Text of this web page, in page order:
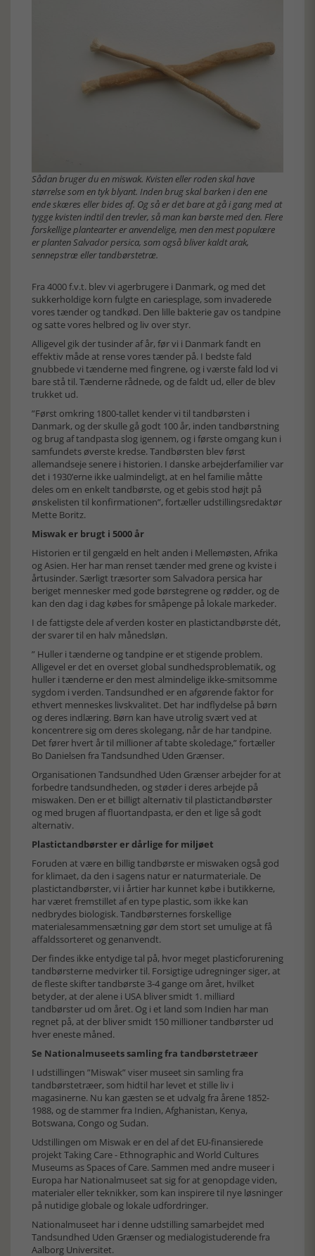
Sådan bruger du en miswak. Kvisten eller roden skal have
størrelse som en tyk blyant. Inden brug skal barken i den ene
ende skæres eller bides af. Og så er det bare at gå i gang med at
tygge kvisten indtil den trevler, så man kan børste med den. Flere
forskellige plantearter er anvendelige, men den mest populære
er planten Salvador persica, som også bliver kaldt arak,
sennepstræ eller tandbørstetræ.
Fra 4000 f.v.t. blev vi agerbrugere i Danmark, og med det
sukkerholdige korn fulgte en cariesplage, som invaderede
vores tænder og tandkød. Den lille bakterie gav os tandpine
og satte vores helbred og liv over styr.
Alligevel gik der tusinder af år, før vi i Danmark fandt en
effektiv måde at rense vores tænder på. I bedste fald
gnubbede vi tænderne med fingrene, og i værste fald lod vi
bare stå til. Tænderne rådnede, og de faldt ud, eller de blev
trukket ud.
”Først omkring 1800-tallet kender vi til tandbørsten i
Danmark, og der skulle gå godt 100 år, inden tandbørstning
og brug af tandpasta slog igennem, og i første omgang kun i
samfundets øverste kredse. Tandbørsten blev først
allemandseje senere i historien. I danske arbejderfamilier var
det i 1930’erne ikke ualmindeligt, at en hel familie måtte
deles om en enkelt tandbørste, og et gebis stod højt på
ønskelisten til konfirmationen”, fortæller udstillingsredaktør
Mette Boritz.
Miswak er brugt i 5000 år
Historien er til gengæld en helt anden i Mellemøsten, Afrika
og Asien. Her har man renset tænder med grene og kviste i
årtusinder. Særligt træsorter som Salvadora persica har
beriget mennesker med gode børstegrene og rødder, og de
kan den dag i dag købes for småpenge på lokale markeder.
I de fattigste dele af verden koster en plastictandbørste dét,
der svarer til en halv månedsløn.
” Huller i tænderne og tandpine er et stigende problem.
Alligevel er det en overset global sundhedsproblematik, og
huller i tænderne er den mest almindelige ikke-smitsomme
sygdom i verden. Tandsundhed er en afgørende faktor for
ethvert menneskes livskvalitet. Det har indflydelse på børn
og deres indlæring. Børn kan have utrolig svært ved at
koncentrere sig om deres skolegang, når de har tandpine.
Det fører hvert år til millioner af tabte skoledage,” fortæller
Bo Danielsen fra Tandsundhed Uden Grænser.
Organisationen Tandsundhed Uden Grænser arbejder for at
forbedre tandsundheden, og støder i deres arbejde på
miswaken. Den er et billigt alternativ til plastictandbørster
og med brugen af fluortandpasta, er den et lige så godt
alternativ.
Plastictandbørster er dårlige for miljøet
Foruden at være en billig tandbørste er miswaken også god
for klimaet, da den i sagens natur er naturmateriale. De
plastictandbørster, vi i årtier har kunnet købe i butikkerne,
har været fremstillet af en type plastic, som ikke kan
nedbrydes biologisk. Tandbørsternes forskellige
materialesammensætning gør dem stort set umulige at få
affaldssorteret og genanvendt.
Der findes ikke entydige tal på, hvor meget plasticforurening
tandbørsterne medvirker til. Forsigtige udregninger siger, at
de fleste skifter tandbørste 3-4 gange om året, hvilket
betyder, at der alene i USA bliver smidt 1. milliard
tandbørster ud om året. Og i et land som Indien har man
regnet på, at der bliver smidt 150 millioner tandbørster ud
hver eneste måned.
Se Nationalmuseets samling fra tandbørstetræer
I udstillingen ”Miswak” viser museet sin samling fra
tandbørstetræer, som hidtil har levet et stille liv i
magasinerne. Nu kan gæsten se et udvalg fra årene 1852-
1988, og de stammer fra Indien, Afghanistan, Kenya,
Botswana, Congo og Sudan.
Udstillingen om Miswak er en del af det EU-finansierede
projekt Taking Care - Ethnographic and World Cultures
Museums as Spaces of Care. Sammen med andre museer i
Europa har Nationalmuseet sat sig for at genopdage viden,
materialer eller teknikker, som kan inspirere til nye løsninger
på nutidige globale og lokale udfordringer.
Nationalmuseet har i denne udstilling samarbejdet med
Tandsundhed Uden Grænser og medialogistuderende fra
Aalborg Universitet.